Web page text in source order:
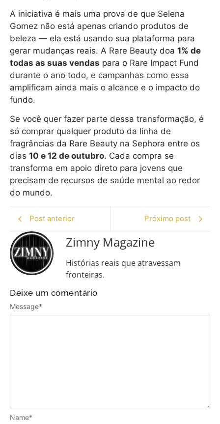
A iniciativa é mais uma prova de que Selena
Gomez não está apenas criando produtos de
beleza — ela está usando sua plataforma para
gerar mudanças reais. A Rare Beauty doa 1% de
todas as suas vendas para o Rare Impact Fund
durante o ano todo, e campanhas como essa
amplificam ainda mais o alcance e o impacto do
fundo.
Se você quer fazer parte dessa transformação, é
só comprar qualquer produto da linha de
fragrâncias da Rare Beauty na Sephora entre os
dias 10 e 12 de outubro. Cada compra se
transforma em apoio direto para jovens que
precisam de recursos de saúde mental ao redor
do mundo.
Post anterior Próximo post
Zimny Magazine
Histórias reais que atravessam
fronteiras.
Deixe um comentário
Message*
Name*